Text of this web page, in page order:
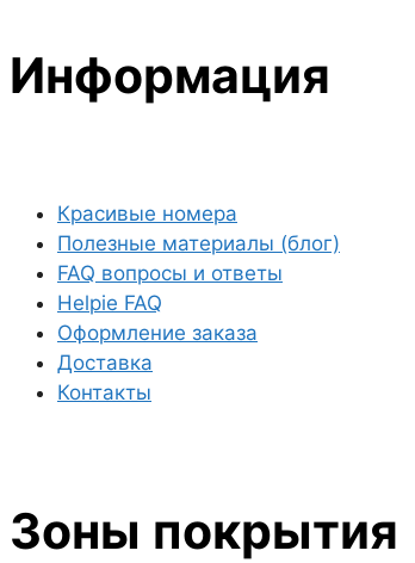
Информация
Красивые номера
Полезные материалы (блог)
FAQ вопросы и ответы
Helpie FAQ
Оформление заказа
Доставка
Контакты
Зоны покрытия